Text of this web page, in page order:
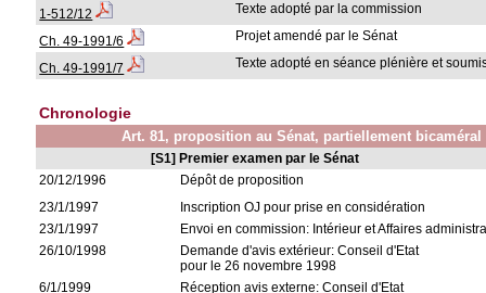
1-512/12 Texte adopté par la commission
Ch. 49-1991/6 Projet amendé par le Sénat
Ch. 49-1991/7 Texte adopté en séance plénière et
Chronologie
Art. 81, proposition au Sénat, partiellement bicaméral
[S1] Premier examen par le Sénat
20/12/1996
Dépôt de proposition
23/1/1997
Inscription OJ pour prise en considération
23/1/1997
Envoi en commission: Intérieur et Affaires
26/10/1998
Demande d'avis extérieur: Conseil d'Etat
pour le 26 novembre 1998
6/1/1999
Réception avis externe: Conseil d'Etat